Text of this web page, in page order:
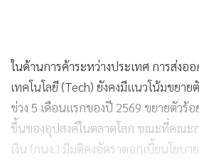
ในด้านการค้าระหว่างประเทศ การส่งอ
เทคโนโลยี (Tech) ยังคงมีแนวโน้มขยาย
ช่วง 5 เดือนแรกของปี 2569 ขยายตัวร้
ขึ้นของอุปสงค์ในตลาดโลก ขณะที่คณะก
เงิน (กนง.) มีมติคงอัตราดอกเบี้ยนโยบา